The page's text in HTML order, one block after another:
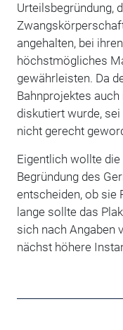
Urteilsbegründung,
angehalten, bei
höchstmögliches
gewährleisten. Da
Bahnprojektes
diskutiert wurde,
nicht gerecht
Eigentlich wollte
Begründung des
entscheiden, ob sie
lange sollte das
sich nach Angaben
nächst höhere